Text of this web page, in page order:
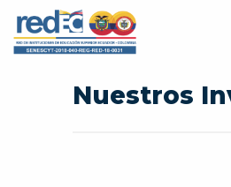
Nuestros